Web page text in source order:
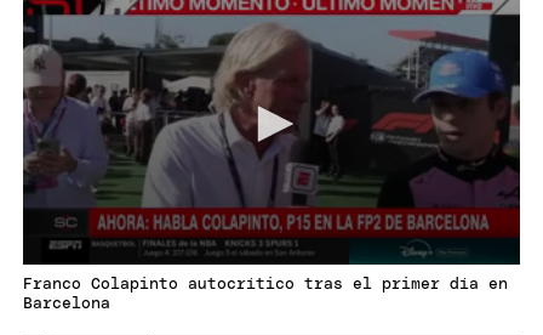
Franco Colapinto autocrítico tras el primer día en
Barcelona